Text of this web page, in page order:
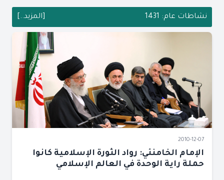
نشاطات عام: 1431 [المزيد..]
2010-12-07
الإمام الخامنئي: رواد الثورة الإسلامية كانوا
حملة راية الوحدة في العالم الإسلامي